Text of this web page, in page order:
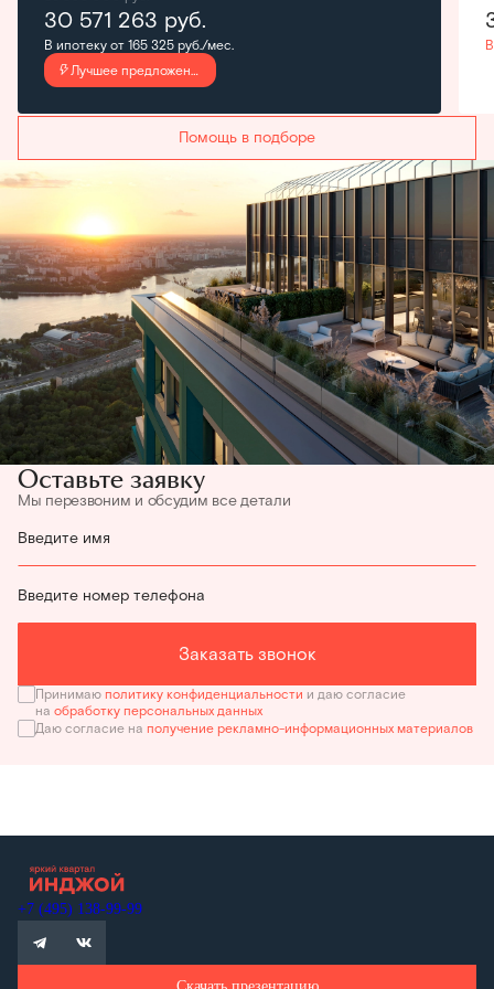
30 571 263 руб.
В ипотеку от 165 325 руб./мес.
Лучшее предложение
Помощь в подборе
Оставьте заявку
Мы перезвоним и обсудим все детали
Введите имя
Введите номер телефона
Заказать звонок
Принимаю политику конфиденциальности и даю согласие
на обработку персональных данных
Даю согласие на получение рекламно-информационных материалов
+7 (495) 138-99-99